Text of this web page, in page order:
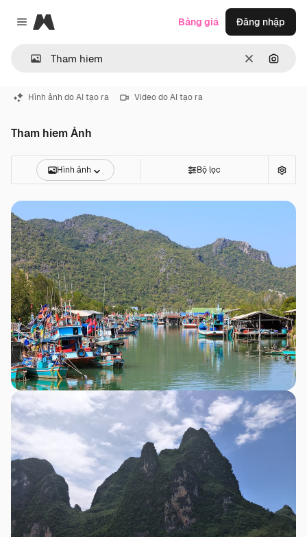
Close menu
Magnific
ThôngTìm
Bảng giá Đăng nhập
Hình ảnh do AI tạo ra Video do AI tạo ra
Tham hiem Ảnh
Hình ảnh Bộ lọc